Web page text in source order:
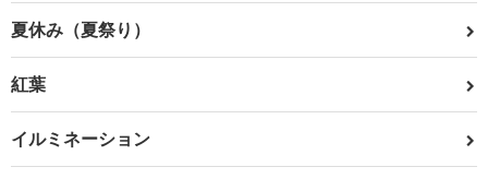
夏休み（夏祭り）
紅葉
イルミネーション